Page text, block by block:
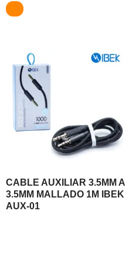
CABLE AUXILIAR 3.5MM A
3.5MM MALLADO 1M IBEK
AUX-01